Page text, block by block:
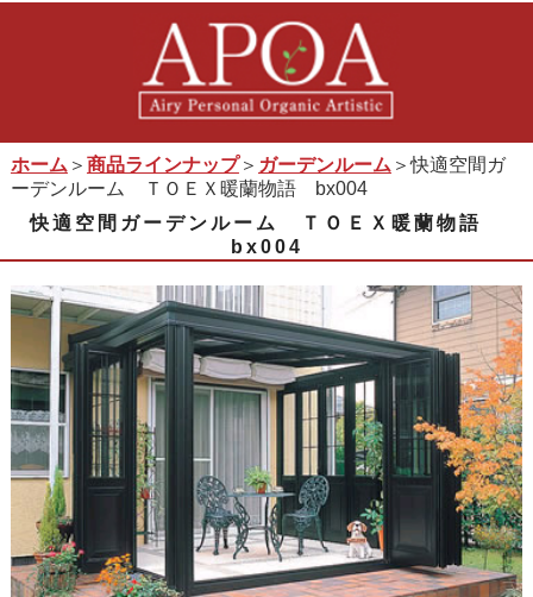
ホーム ＞ 商品ラインナップ＞ ガーデンルーム ＞快適空間ガ
ーデンルーム ＴＯＥＸ暖蘭物語 bx004
快適空間ガーデンルーム ＴＯＥＸ暖蘭物語
bx004